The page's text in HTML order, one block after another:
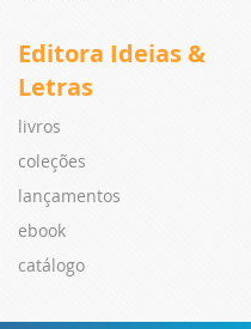
Editora Ideias &
Letras
livros
coleções
lançamentos
ebook
catálogo